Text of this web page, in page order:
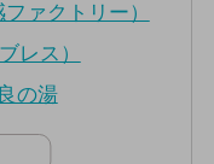
ァクトリー）
レス）
の湯